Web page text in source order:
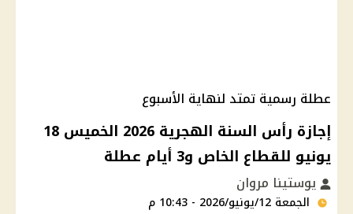
عطلة رسمية تمتد لنهاية الأسبوع
إجازة رأس السنة الهجرية 2026 الخميس 18
يونيو للقطاع الخاص و3 أيام عطلة
يوستينا مروان
الجمعة 12/يونيو/2026 - 10:43 م